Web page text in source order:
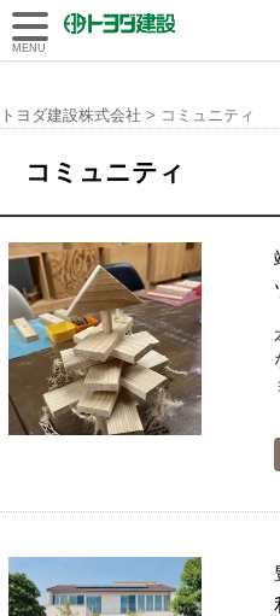
トヨダ建設
MENU
トヨダ建設株式会社 > コミュニティ
コミュニティ